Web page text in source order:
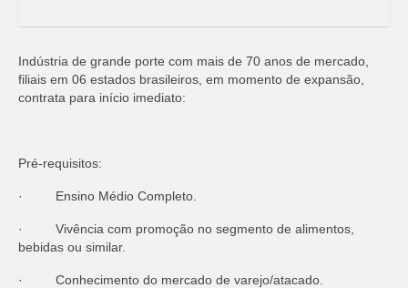
Indústria de grande porte com mais de 70 anos de mercado,
filiais em 06 estados brasileiros, em momento de expansão,
contrata para início imediato:
Pré-requisitos:
· Ensino Médio Completo.
· Vivência com promoção no segmento de alimentos,
bebidas ou similar.
· Conhecimento do mercado de varejo/atacado.